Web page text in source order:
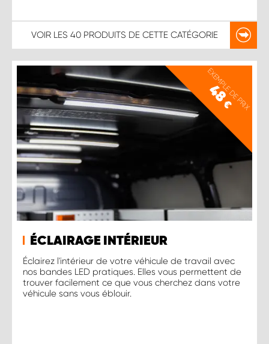
VOIR LES 40 PRODUITS DE CETTE CATÉGORIE
EXEMPLE DE PRIX
48
€
ÉCLAIRAGE INTÉRIEUR
Éclairez l'intérieur de votre véhicule de travail avec
nos bandes LED pratiques. Elles vous permettent de
trouver facilement ce que vous cherchez dans votre
véhicule sans vous éblouir.